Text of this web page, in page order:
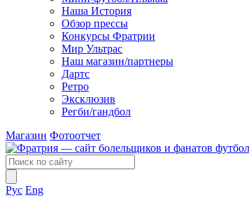
Наша История
Обзор прессы
Конкурсы Фратрии
Мир Ультрас
Наш магазин/партнеры
Дартс
Ретро
Эксклюзив
Регби/гандбол
Магазин Фотоотчет
Рус Eng